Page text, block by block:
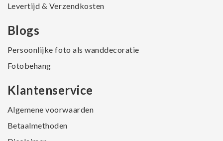
Levertijd & Verzendkosten
Blogs
Persoonlijke foto als wanddecoratie
Fotobehang
Klantenservice
Algemene voorwaarden
Betaalmethoden